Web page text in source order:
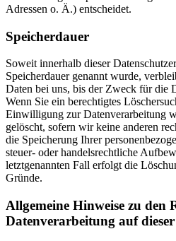
Adressen o. Ä.) entscheidet.
Speicherdauer
Soweit innerhalb dieser
Speicherdauer genannt wurde,
Daten bei uns, bis der Zweck für die
Wenn Sie ein berechtigtes
Einwilligung zur Datenverarbeitung
gelöscht, sofern wir keine anderen
die Speicherung Ihrer
steuer- oder handelsrechtliche
letztgenannten Fall erfolgt die
Gründe.
Allgemeine Hinweise zu den
Datenverarbeitung auf dieser